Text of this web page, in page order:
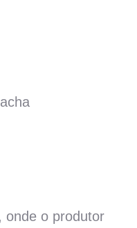
onde o produtor